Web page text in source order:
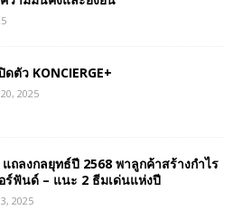
ตัว KONCIERGE+
2025
ถลงกลยุทธ์ปี 2568 พาลูกค้าสร้างกำไร
ร์ฟันด์ – แนะ 2 ธีมเด่นแห่งปี
2025